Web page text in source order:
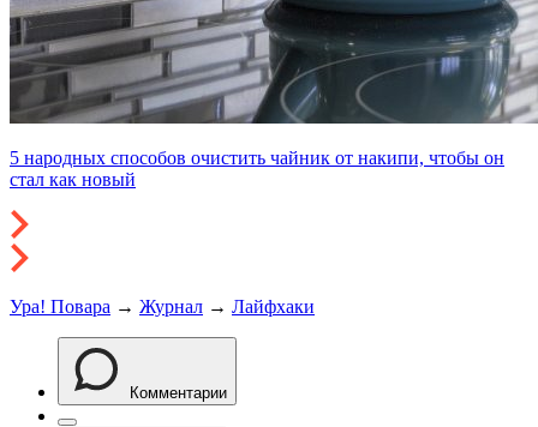
5 народных способов очистить чайник от накипи, чтобы он
стал как новый
Ура! Повара → Журнал → Лайфхаки
Комментарии